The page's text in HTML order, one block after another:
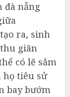
đà nẵng
ra, sinh
giãn
có lẽ sắm
họ tiêu sử
bay bướm